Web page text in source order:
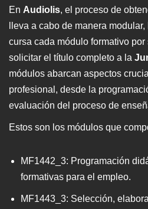
En Audiolis, el proceso de
lleva a cabo de manera
cursa cada módulo formativo
solicitar el título completo a la
módulos abarcan aspectos
profesional, desde la
evaluación del proceso de
Estos son los módulos que
MF1442_3: Programación
formativas para el empleo.
MF1443_3: Selección,